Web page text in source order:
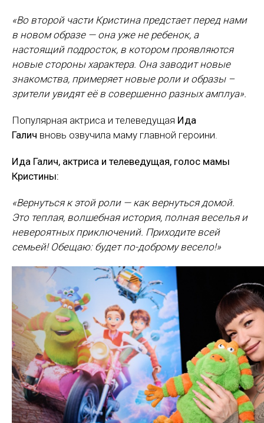
«Во второй части Кристина предстает перед нами
в новом образе — она уже не ребенок, а
настоящий подросток, в котором проявляются
новые стороны характера. Она заводит новые
знакомства, примеряет новые роли и образы –
зрители увидят её в совершенно разных амплуа».
Популярная актриса и телеведущая Ида
Галич вновь озвучила маму главной героини.
Ида Галич, актриса и телеведущая, голос мамы
Кристины:
«Вернуться к этой роли — как вернуться домой.
Это теплая, волшебная история, полная веселья и
невероятных приключений. Приходите всей
семьей! Обещаю: будет по-доброму весело!»